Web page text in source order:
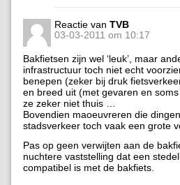
Reactie van TVB
03-03-2011 om 10:17
Bakfietsen zijn wel ‘leuk’, maar
infrastructuur toch niet echt
benepen (zeker bij druk
en breed uit (met gevaren en
ze zeker niet thuis …
Bovendien maoeuvreren die
stadsverkeer toch vaak een grote
Pas op geen verwijten aan de
nuchtere vaststelling dat een
compatibel is met de bakfiets.